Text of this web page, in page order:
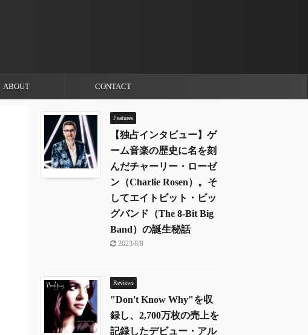
ABOUT CONTACT
Features
【独占インタビュー】ゲ
ーム音楽の歴史に名を刻
んだチャーリー・ローゼ
ン（Charlie Rosen）。そ
してエイトビット・ビッ
グバンド（The 8-Bit Big
Band）の誕生秘話
2023/8/8
Reviews
"Don't Know Why"を収
録し、2,700万枚の売上を
記録したデビュー・アル